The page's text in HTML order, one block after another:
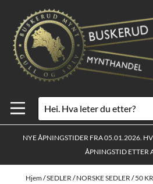
Hopp til innhold
NYE ÅPNINGSTIDER FRA 05.01.2026.
ÅPNINGSTID ETTER
Hjem/SEDLER/NORSKE SEDLER/50